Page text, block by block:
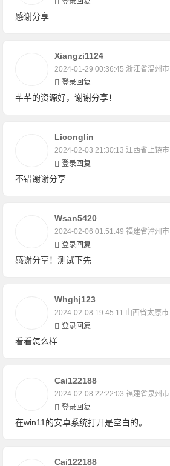
感谢分享
Xiangzi1124
2024-01-29 00:36:45 浙江省温州市
登录回复
芊芊的资源好，谢谢分享！
Liconglin
2024-02-03 21:30:13 江西省上饶市
登录回复
不错谢谢分享
Wsan5420
2024-02-06 01:51:49 福建省漳州市
登录回复
感谢分享！测试下先
Whghj123
2024-02-08 19:45:11 山西省太原市
登录回复
看看怎么样
Cai122188
2024-02-08 22:22:03 福建省泉州市
登录回复
在win11的安卓系统打开是空白的。
Cai122188